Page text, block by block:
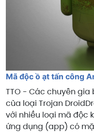
Mã độc ồ ạt tấn công
TTO - Các chuyên
của loại Trojan
với nhiều loại mã độc
ứng dụng (app) có